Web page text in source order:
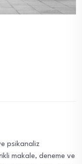
psikanaliz
makale, deneme ve